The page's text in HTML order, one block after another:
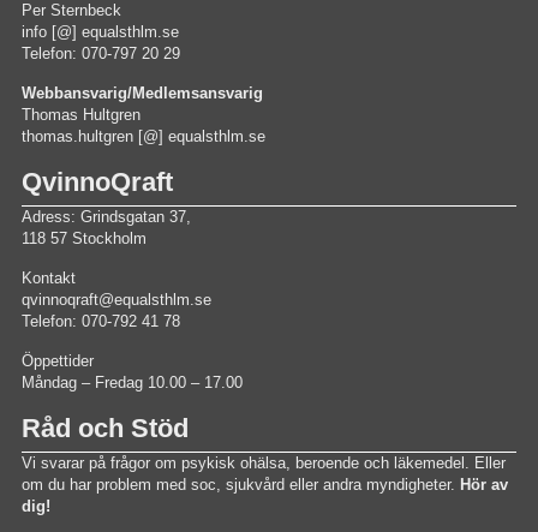
Per Sternbeck
info [@] equalsthlm.se
Telefon: 070-797 20 29
Webbansvarig/Medlemsansvarig
Thomas Hultgren
thomas.hultgren [@] equalsthlm.se
QvinnoQraft
Adress: Grindsgatan 37,
118 57 Stockholm
Kontakt
qvinnoqraft@equalsthlm.se
Telefon: 070-792 41 78
Öppettider
Måndag – Fredag 10.00 – 17.00
Råd och Stöd
Vi svarar på frågor om psykisk ohälsa, beroende och läkemedel. Eller
om du har problem med soc, sjukvård eller andra myndigheter. Hör av
dig!